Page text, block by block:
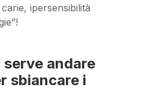
ipersensibilità
serve andare
sbiancare i